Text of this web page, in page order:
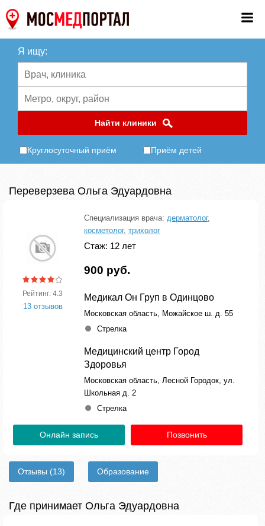
Я ищу:
Найти клиники
Круглосуточный приём Приём детей
Переверзева Ольга Эдуардовна
Рейтинг: 4.3
13 отзывов
Специализация врача: дерматолог,
косметолог, трихолог
Стаж: 12 лет
900 руб.
Медикал Он Груп в Одинцово
Московская область, Можайское ш. д. 55
Стрелка
Медицинский центр Город
Здоровья
Московская область, Лесной Городок, ул.
Школьная д. 2
Стрелка
Онлайн запись Позвонить
Отзывы (13) Образование
Где принимает Ольга Эдуардовна